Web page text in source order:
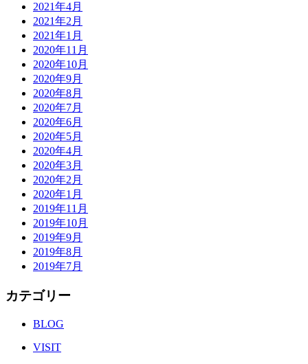
2021年4月
2021年2月
2021年1月
2020年11月
2020年10月
2020年9月
2020年8月
2020年7月
2020年6月
2020年5月
2020年4月
2020年3月
2020年2月
2020年1月
2019年11月
2019年10月
2019年9月
2019年8月
2019年7月
カテゴリー
BLOG
VISIT